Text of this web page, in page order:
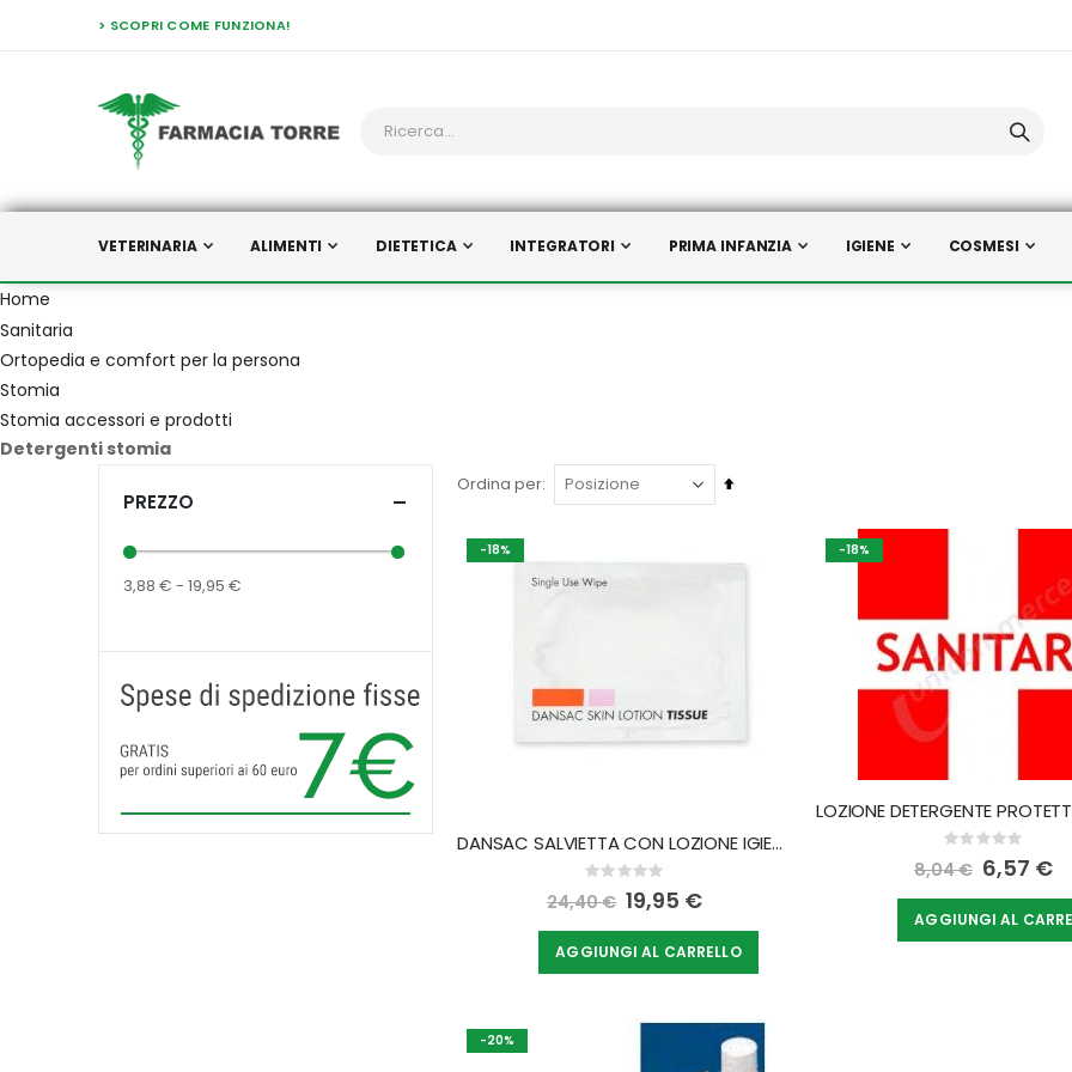
> SCOPRI COME FUNZIONA!
VETERINARIA ALIMENTI DIETETICA INTEGRATORI PRIMA INFANZIA IGIENE COSMESI
Home
Sanitaria
Ortopedia e comfort per la persona
Stomia
Stomia accessori e prodotti
Detergenti stomia
Ordina per
Imposta
decrescente
-18%
DANSAC SALVIETTA CON LOZIONE IGIENIZZANTE AREA PERISTOMALE 50 PEZZI
Rating:
0%
24,40 € Special
Price
19,95 €
AGGIUNGI AL CARRELLO
-18%
Rating:
0%
8,04 € Special
Price
6,57 €
AGGIUNGI AL
-20%
PREZZO
3,88 € - 19,95 €